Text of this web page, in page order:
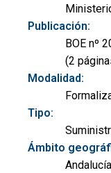
Publicación:
BOE nº
(2
Modalidad:
Tipo:
Ámbito
Andalucía